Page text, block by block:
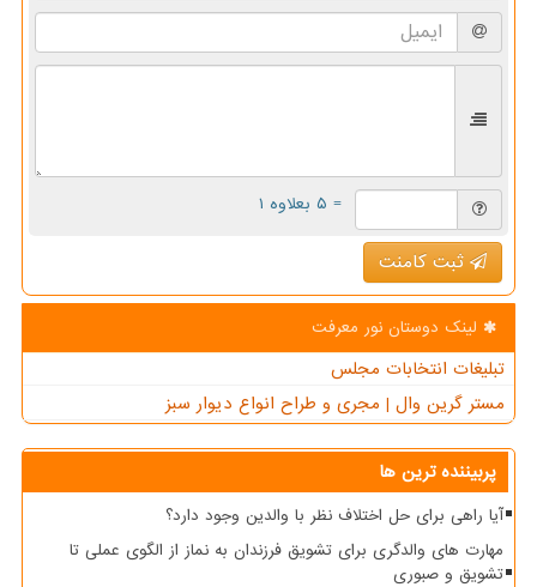
= ۵ بعلاوه ۱
ثبت کامنت
لینک دوستان نور معرفت
تبلیغات انتخابات مجلس
مستر گرین وال | مجری و طراح انواع دیوار سبز
پربیننده ترین ها
آیا راهی برای حل اختلاف نظر با والدین وجود دارد؟
مهارت های والدگری برای تشویق فرزندان به نماز از الگوی عملی تا
تشویق و صبوری